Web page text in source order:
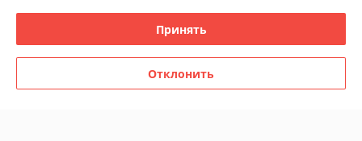
Политика обработки cookies
Принять
Отклонить